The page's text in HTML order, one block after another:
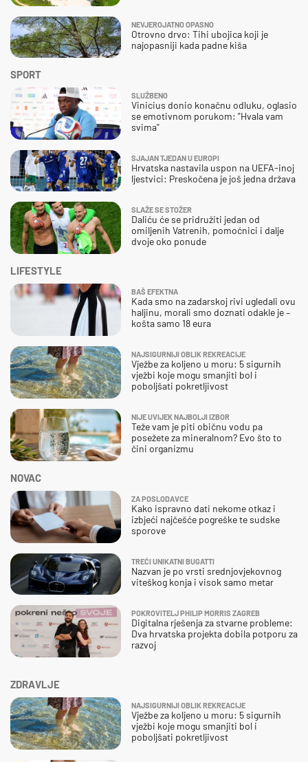
ZDRAVLJE
NAJSIGURNIJI OBLIK REKREACIJE
Vježbe za koljeno u moru: 5 sigurnih
vježbi koje mogu smanjiti bol i
poboljšati pokretljivost
SPORT
SLUŽBENO
Vinicius donio konačnu odluku, oglasio
se emotivnom porukom: "Hvala vam
svima"
SJAJAN TJEDAN U EUROPI
Hrvatska nastavila uspon na UEFA-inoj
ljestvici: Preskočena je još jedna država
SLAŽE SE STOŽER
Daliću će se pridružiti jedan od
omiljenih Vatrenih, pomoćnici i dalje
dvoje oko ponude
NEVJEROJATNO OPASNO
Otrovno drvo: Tihi ubojica koji je
najopasniji kada padne kiša
NOVAC
ZA POSLODAVCE
Kako ispravno dati nekome otkaz i
izbjeći najčešće pogreške te sudske
sporove
TREĆI UNIKATNI BUGATTI
Nazvan je po vrsti srednjovjekovnog
viteškog konja i visok samo metar
POKROVITELJ PHILIP MORRIS ZAGREB
Digitalna rješenja za stvarne probleme:
Dva hrvatska projekta dobila potporu za
razvoj
LIFESTYLE
BAŠ EFEKTNA
Kada smo na zadarskoj rivi ugledali ovu
haljinu, morali smo doznati odakle je –
košta samo 18 eura
NAJSIGURNIJI OBLIK REKREACIJE
Vježbe za koljeno u moru: 5 sigurnih
vježbi koje mogu smanjiti bol i
poboljšati pokretljivost
NIJE UVIJEK NAJBOLJI IZBOR
Teže vam je piti običnu vodu pa
posežete za mineralnom? Evo što to
čini organizmu